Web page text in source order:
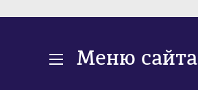
Меню сайта